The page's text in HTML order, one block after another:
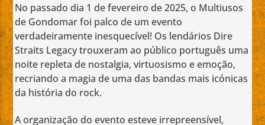
No passado dia 1 de fevereiro de 2025, o Multiusos
de Gondomar foi palco de um evento
verdadeiramente inesquecível! Os lendários Dire
Straits Legacy trouxeram ao público português uma
noite repleta de nostalgia, virtuosismo e emoção,
recriando a magia de uma das bandas mais icónicas
da história do rock.
A organização do evento esteve irrepreensível,